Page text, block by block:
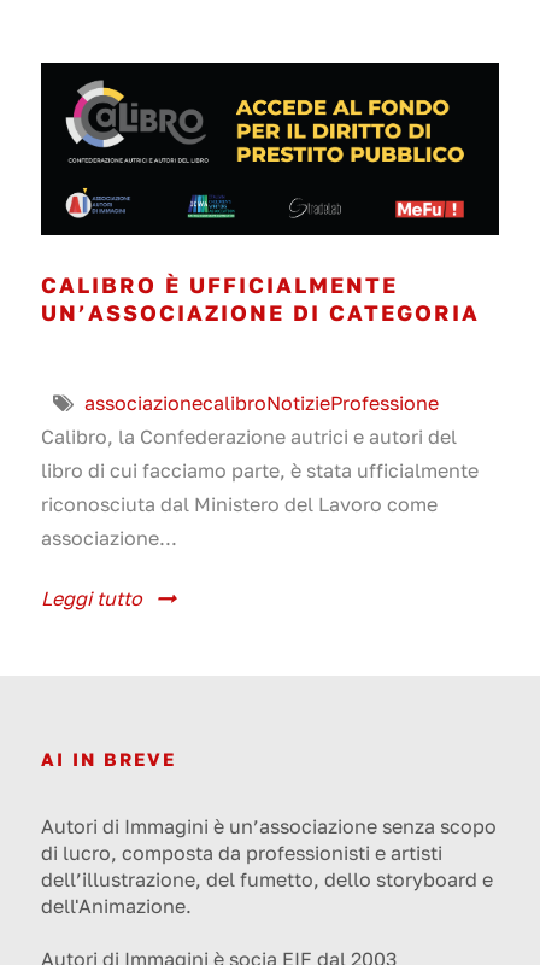
CALIBRO È UFFICIALMENTE
UN’ASSOCIAZIONE DI CATEGORIA
associazionecalibroNotizieProfessione
Calibro, la Confederazione autrici e autori del
libro di cui facciamo parte, è stata ufficialmente
riconosciuta dal Ministero del Lavoro come
associazione...
Leggi tutto
AI IN BREVE
Autori di Immagini è un’associazione senza scopo
di lucro, composta da professionisti e artisti
dell’illustrazione, del fumetto, dello storyboard e
dell'Animazione.
Autori di Immagini è socia EIF dal 2003